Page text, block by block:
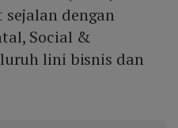
dengan
Social &
lini bisnis dan